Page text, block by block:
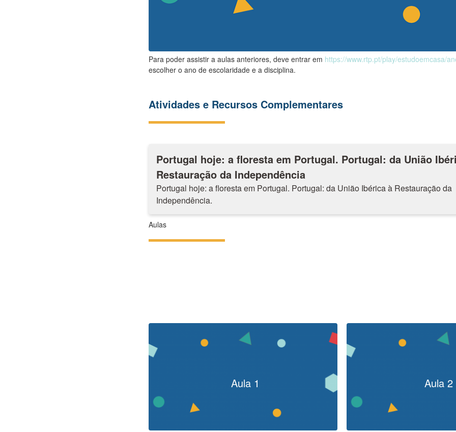
Para poder assistir a aulas anteriores, deve entrar em https://www.rtp.pt/play/estudoemcasa/
escolher o ano de escolaridade e a disciplina.
Atividades e Recursos Complementares
Portugal hoje: a floresta em Portugal. Portugal: da União
Restauração da Independência
Portugal hoje: a floresta em Portugal. Portugal: da União Ibérica à Restauração da
Independência.
Aulas
Aula 1 Aula 2